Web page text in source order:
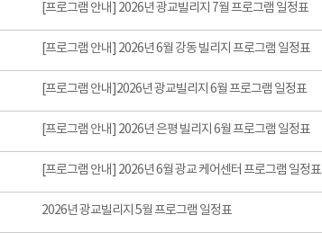
[프로그램 안내] 2026년 광교빌리지 7월 프로그램 일정표
[프로그램 안내] 2026년 6월 강동 빌리지 프로그램 일정표
[프로그램 안내]2026년 광교빌리지 6월 프로그램 일정표
[프로그램 안내] 2026년 은평 빌리지 6월 프로그램 일정표
[프로그램 안내] 2026년 6월 광교 케어센터 프로그램 일정표
2026년 광교빌리지 5월 프로그램 일정표